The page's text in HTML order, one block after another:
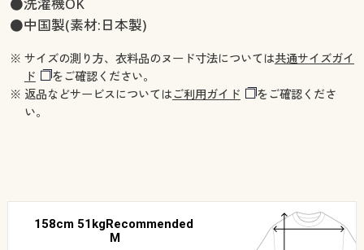
●洗濯機OK
●中国製(素材:日本製)
※ サイズの測り方、衣料品のヌード寸法については共通サイズガイ
ド
をご確認ください。
※ 返品などサービスについてはご利用ガイド
をご確認くださ
い。
158cm 51kgRecommended
M